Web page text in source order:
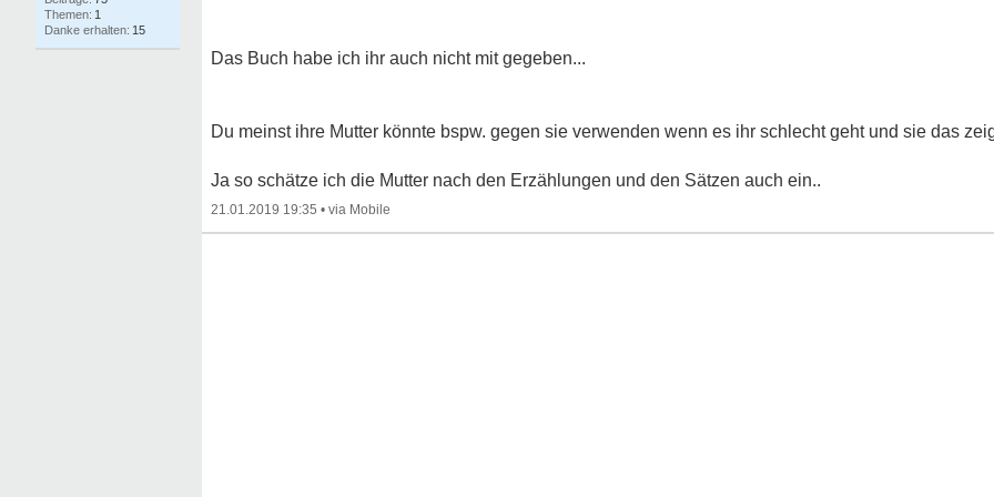
1
15
Das Buch habe ich ihr auch nicht mit gegeben...
Du meinst ihre Mutter könnte bspw. gegen sie verwenden wenn es ihr schlecht geht und sie das
Ja so schätze ich die Mutter nach den Erzählungen und den Sätzen auch ein..
21.01.2019 19:35 •